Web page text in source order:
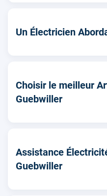
Un Électricien
Choisir le meilleur
Guebwiller
Assistance
Guebwiller